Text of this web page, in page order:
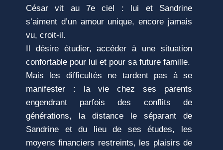
César vit au 7e ciel : lui et Sandrine
s’aiment d’un amour unique, encore jamais
vu, croit-il.
Il désire étudier, accéder à une situation
confortable pour lui et pour sa future famille.
Mais les difficultés ne tardent pas à se
manifester : la vie chez ses parents
engendrant parfois des conflits de
générations, la distance le séparant de
Sandrine et du lieu de ses études, les
moyens financiers restreints, les plaisirs de